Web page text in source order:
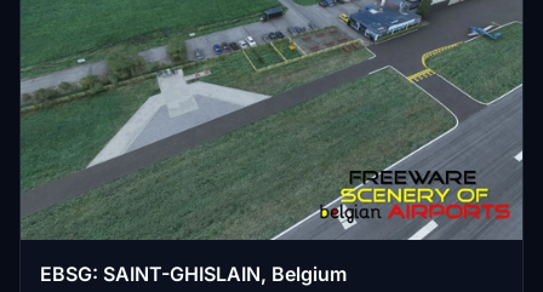
EBSG: SAINT-GHISLAIN, Belgium